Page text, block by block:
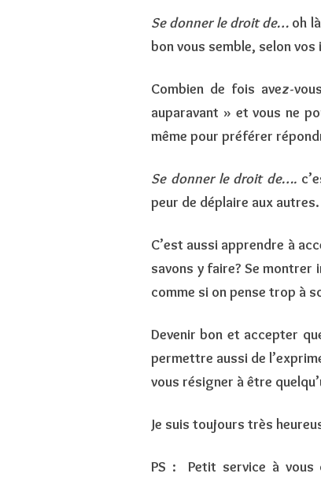
Se donner le droit de… oh
bon vous semble, selon
Combien de fois avez-
auparavant » et vous ne
même pour préférer
Se donner le droit de….
peur de déplaire aux autres.
C’est aussi apprendre à
savons y faire? Se montrer
comme si on pense trop à
Devenir bon et accepter
permettre aussi de
vous résigner à être
Je suis toujours très
PS : Petit service à vous